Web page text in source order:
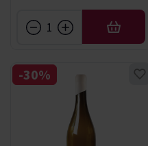
AFEGIR
-30%